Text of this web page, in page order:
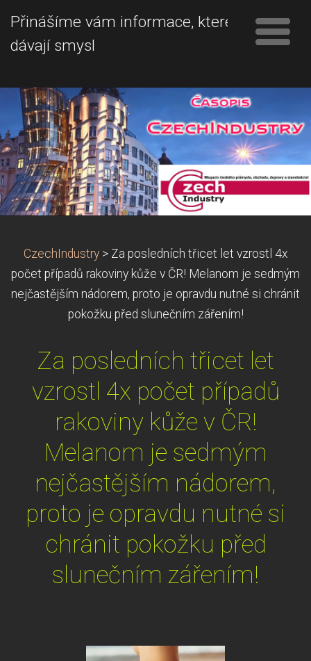
Přinášíme vám informace, které
dávají smysl
CzechIndustry > Za posledních třicet let vzrostl 4x
počet případů rakoviny kůže v ČR! Melanom je sedmým
nejčastějším nádorem, proto je opravdu nutné si chránit
pokožku před slunečním zářením!
Za posledních třicet let
vzrostl 4x počet případů
rakoviny kůže v ČR!
Melanom je sedmým
nejčastějším nádorem,
proto je opravdu nutné si
chránit pokožku před
slunečním zářením!